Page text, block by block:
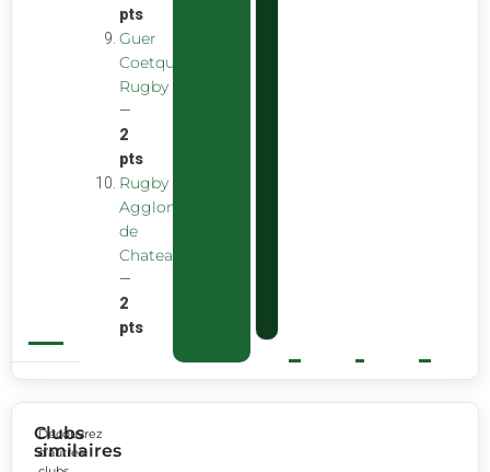
pts
Guer
Coetquidan
Rugby
—
2
pts
Rugby
Agglomeration
de
Chateaubourg
—
2
pts
Clubs
similaires
Découvrez
d’autres